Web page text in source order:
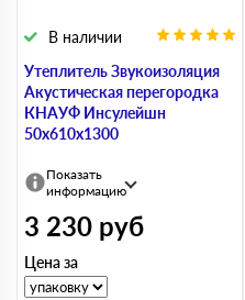
Утеплитель Звукоизоляция
Акустическая перегородка
КНАУФ Инсулейшн
50х610х1300
В наличии
Показать
информацию
3 230 руб
Цена за